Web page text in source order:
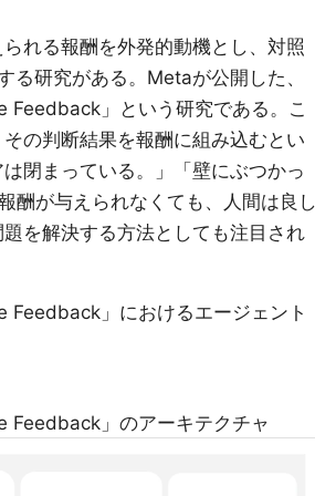
れる報酬を外発的動機とし、対照
研究がある。Metaが公開した、
」という研究である。こ
の判断結果を報酬に組み込むとい
閉まっている。」「壁にぶつかっ
酬が与えられなくても、人間は良
を解決する方法としても注目され
」におけるエージェント
」のアーキテクチャ